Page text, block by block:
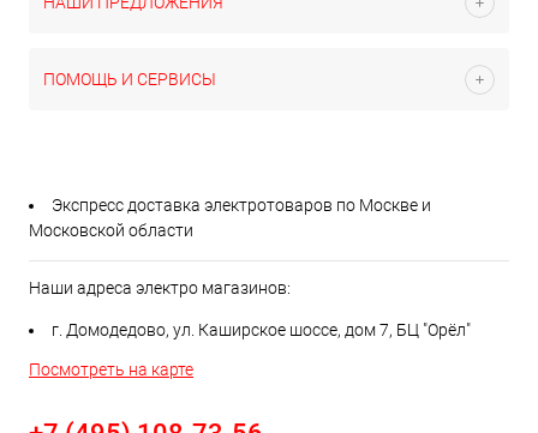
ПОМОЩЬ И СЕРВИСЫ
Экспресс доставка электротоваров по Москве и
Московской области
Наши адреса электро магазинов:
г. Домодедово, ул. Каширское шоссе, дом 7, БЦ "Орёл"
Посмотреть на карте